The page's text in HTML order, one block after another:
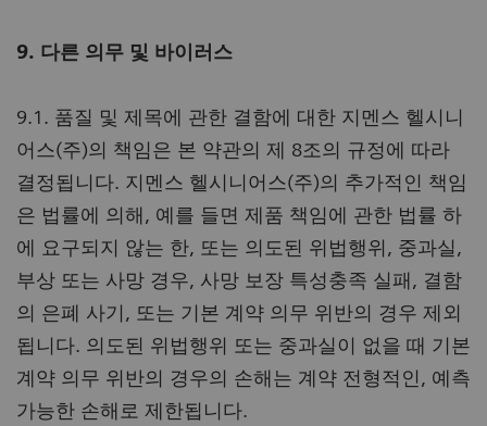
9. 다른 의무 및 바이러스
9.1. 품질 및 제목에 관한 결함에 대한 지멘스 헬시니
어스(주)의 책임은 본 약관의 제 8조의 규정에 따라
결정됩니다. 지멘스 헬시니어스(주)의 추가적인 책임
은 법률에 의해, 예를 들면 제품 책임에 관한 법률 하
에 요구되지 않는 한, 또는 의도된 위법행위, 중과실,
부상 또는 사망 경우, 사망 보장 특성충족 실패, 결함
의 은폐 사기, 또는 기본 계약 의무 위반의 경우 제외
됩니다. 의도된 위법행위 또는 중과실이 없을 때 기본
계약 의무 위반의 경우의 손해는 계약 전형적인, 예측
가능한 손해로 제한됩니다.